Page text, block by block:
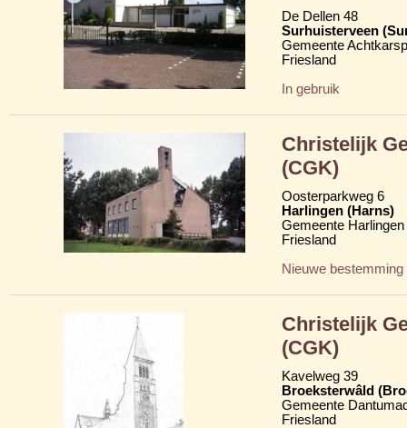
De Dellen 48
Surhuisterveen
Gemeente
Friesland
In gebruik
Christelijk
(CGK)
Oosterparkweg 6
Harlingen (Harns)
Gemeente Harlingen
Friesland
Nieuwe bestemming
Christelijk
(CGK)
Kavelweg 39
Broeksterwâld
Gemeente
Friesland